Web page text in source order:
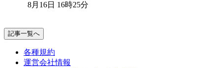
8月16日 16時25分
記事一覧へ
各種規約
運営会社情報